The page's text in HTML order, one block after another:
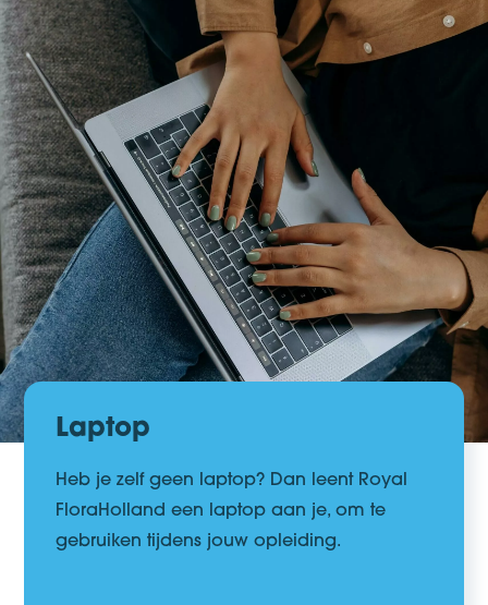
Laptop
Heb je zelf geen laptop? Dan leent Royal
FloraHolland een laptop aan je,om te
gebruikentijdens jouwopleiding.